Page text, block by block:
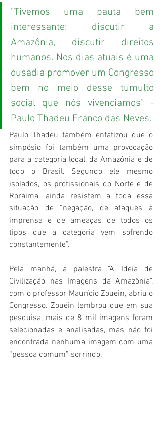
"Tivemos uma pauta bem
interessante: discutir a
Amazônia, discutir direitos
humanos. Nos dias atuais é uma
ousadia promover um Congresso
bem no meio desse tumulto
social que nós vivenciamos" -
Paulo Thadeu Franco das Neves.
Paulo Thadeu também enfatizou que o
simpósio foi também uma provocação
para a categoria local, da Amazônia e de
todo o Brasil. Segundo ele mesmo
isolados, os profissionais do Norte e de
Roraima, ainda resistem a toda essa
situação de “negação, de ataques à
imprensa e de ameaças de todos os
tipos que a categoria vem sofrendo
constantemente”.
Pela manhã, a palestra "A Ideia de
Civilização nas Imagens da Amazônia",
com o professor Maurício Zouein, abriu o
Congresso. Zouein lembrou que em sua
pesquisa, mais de 8 mil imagens foram
selecionadas e analisadas, mas não foi
encontrada nenhuma imagem com uma
“pessoa comum” sorrindo.